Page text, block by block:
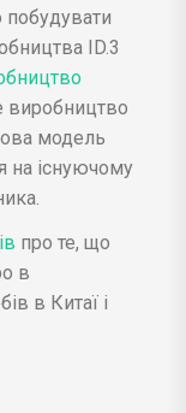
побудувати
ID.3
виробництво
модель
на існуючому
про те, що
в
в Китаї і